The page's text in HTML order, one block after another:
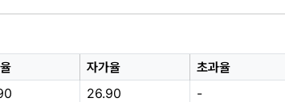
자가율
초과율
26.90
-